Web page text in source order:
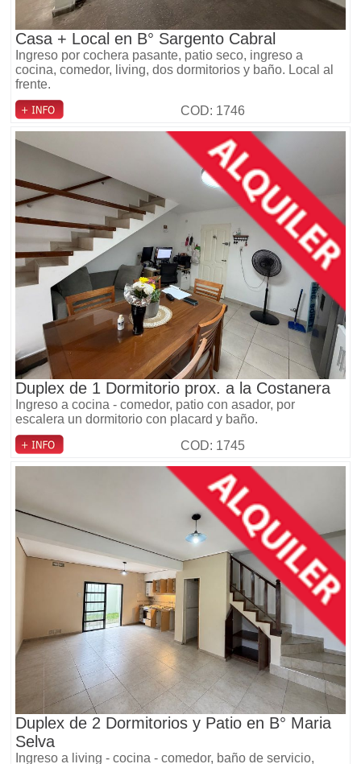
Casa + Local en B° Sargento Cabral
Ingreso por cochera pasante, patio seco, ingreso a
cocina, comedor, living, dos dormitorios y baño. Local al
frente.
COD: 1746
Duplex de 1 Dormitorio prox. a la Costanera
Ingreso a cocina - comedor, patio con asador, por
escalera un dormitorio con placard y baño.
COD: 1745
Duplex de 2 Dormitorios y Patio en B° Maria
Selva
Ingreso a living - cocina - comedor, baño de servicio,